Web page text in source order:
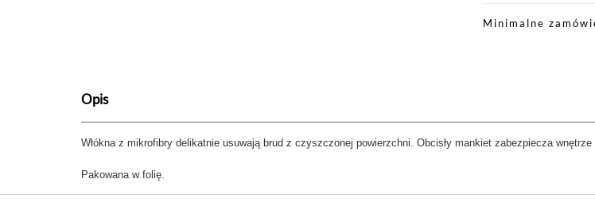
Minimalne
Opis
Włókna z mikrofibry delikatnie usuwają brud z czyszczonej powierzchni. Obcisły mankiet zabezpiecza
Pakowana w folię.